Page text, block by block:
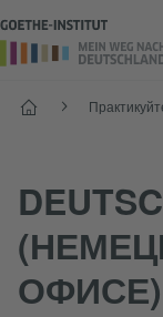
Старт
ОФИСЕ)